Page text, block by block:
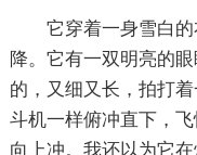
它穿着一身雪白
降。它有一双明亮的
的，又细又长，拍打
斗机一样俯冲直下，
向上冲。我还以为它